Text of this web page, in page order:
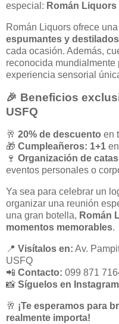
especial: Román Liquors
Román Liquors ofrece una
espumantes y destilados
cada ocasión. Además,
reconocida mundialmente
experiencia sensorial
🎉 Beneficios
USFQ
🥂 20% de descuento en
🎁 Cumpleañeros: 1+1
🍷 Organización de
eventos personales o
Ya sea para celebrar un
organizar una reunión
una gran botella, Román
momentos memorables.
📍 Visítalos en: Av.
USFQ
📲 Contacto: 099 871
📸 Síguelos en
🥂 ¡Te esperamos para
realmente importa!